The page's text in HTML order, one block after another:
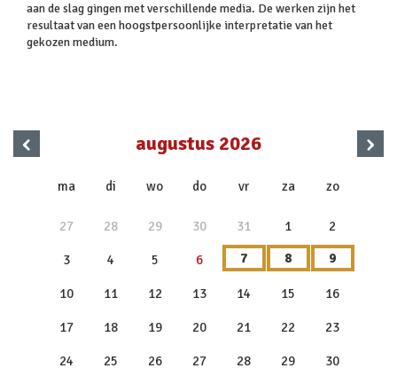
aan de slag gingen met verschillende media. De werken zijn het
resultaat van een hoogstpersoonlijke interpretatie van het
gekozen medium.
‹ augustus 2026
ma di wo do vr za zo
27 28 29 30 31 1 2
3 4 5 6 7 8 9
10 11 12 13 14 15 16
17 18 19 20 21 22 23
24 25 26 27 28 29 30
›